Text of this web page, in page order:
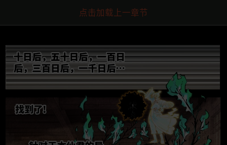
点击加载上一章节